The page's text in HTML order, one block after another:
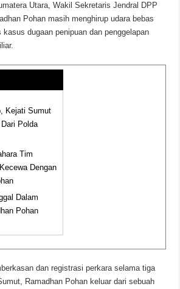
Utara, Wakil Sekretaris Jendral DPP
Pohan masih menghirup udara bebas
dugaan penipuan dan penggelapan
Kejati Sumut
Polda
Tim
Dengan
Dalam
Pohan
dan registrasi perkara selama tiga
Ramadhan Pohan keluar dari sebuah